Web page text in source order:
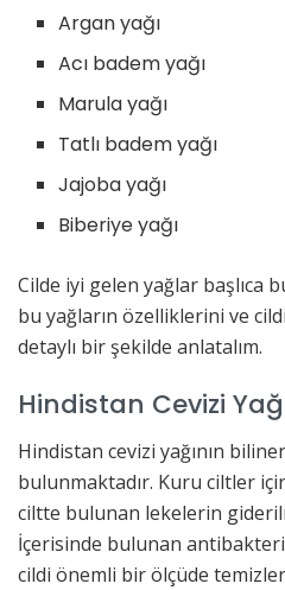
Argan yağı
Acı badem yağı
Marula yağı
Tatlı badem yağı
Jajoba yağı
Biberiye yağı
Cilde iyi gelen yağlar başlıca
bu yağların özelliklerini ve
detaylı bir şekilde anlatalım.
Hindistan Cevizi
Hindistan cevizi yağının
bulunmaktadır. Kuru ciltler
ciltte bulunan lekelerin
İçerisinde bulunan
cildi önemli bir ölçüde